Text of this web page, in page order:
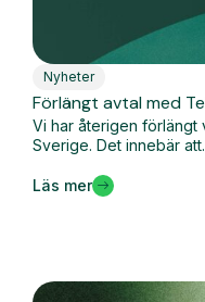
Nyheter
Förlängt avtal med
Vi har återigen förlängt
Sverige. Det innebär
Läs mer